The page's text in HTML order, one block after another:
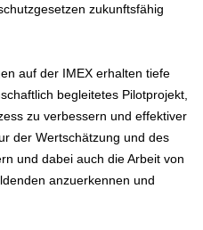
zukunftsfähig
auf der IMEX erhalten tiefe
begleitetes Pilotprojekt,
zu verbessern und effektiver
der Wertschätzung und des
und dabei auch die Arbeit von
anzuerkennen und